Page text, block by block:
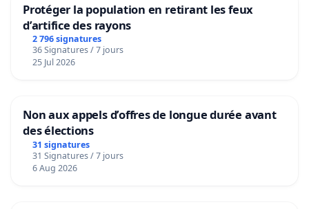
Protéger la population en retirant les feux
d’artifice des rayons
2 796 signatures
36 Signatures / 7 jours
25 Jul 2026
Non aux appels d’offres de longue durée avant
des élections
31 signatures
31 Signatures / 7 jours
6 Aug 2026